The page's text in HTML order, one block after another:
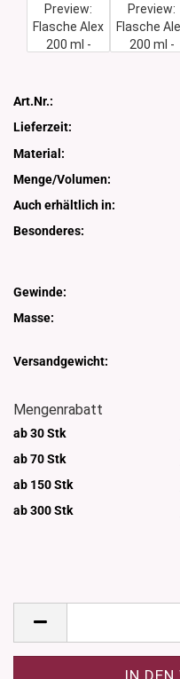
Art.Nr.:
Lieferzeit:
Material:
Menge/Volumen:
Auch erhältlich in:
Besonderes:
Gewinde:
Masse:
Versandgewicht:
Mengenrabatt
ab 30 Stk
ab 70 Stk
ab 150 Stk
ab 300Stk